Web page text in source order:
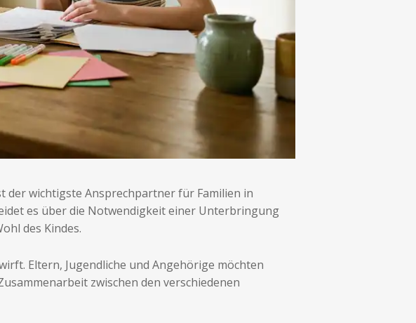
der wichtigste Ansprechpartner für Familien in
es über die Notwendigkeit einer Unterbringung
des Kindes.
Eltern, Jugendliche und Angehörige möchten
zwischen den verschiedenen